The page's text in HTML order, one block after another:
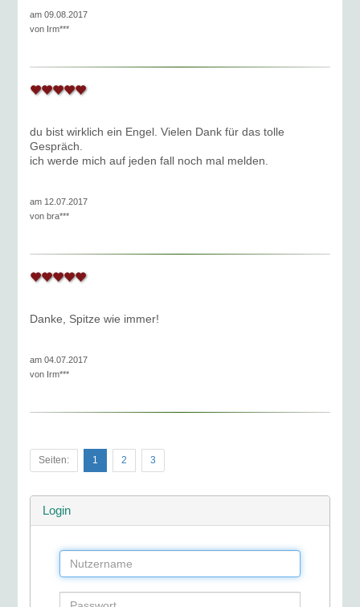
am 09.08.2017
von Irm***
du bist wirklich ein Engel. Vielen Dank für das tolle
Gespräch.
ich werde mich auf jeden fall noch mal melden.
am 12.07.2017
vonbra***
Danke, Spitze wie immer!
am 04.07.2017
von Irm***
Seiten: 1 2 3
Login